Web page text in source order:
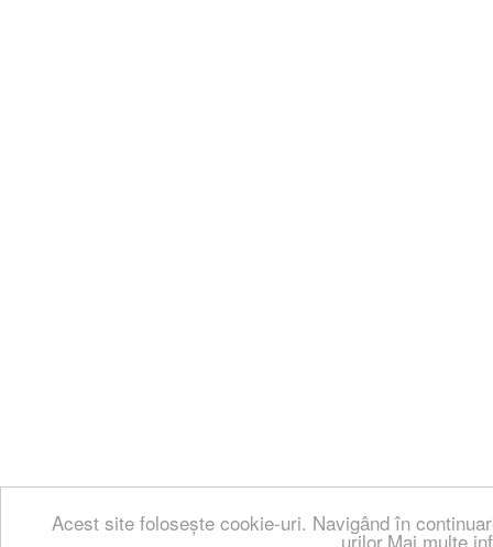
Acest site folosește cookie-uri. Navigând în
urilor.Mai multe